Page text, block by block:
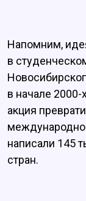
Напомним,
в
в начале 2000-
акция
написали 145
стран.